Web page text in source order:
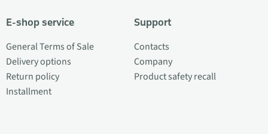
E-shop service
General Terms of Sale
Delivery options
Return policy
Installment
Support
Contacts
Company
Product safety recall